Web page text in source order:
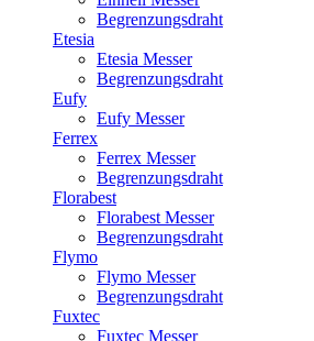
Begrenzungsdraht
Etesia
Etesia Messer
Begrenzungsdraht
Eufy
Eufy Messer
Ferrex
Ferrex Messer
Begrenzungsdraht
Florabest
Florabest Messer
Begrenzungsdraht
Flymo
Flymo Messer
Begrenzungsdraht
Fuxtec
Fuxtec Messer